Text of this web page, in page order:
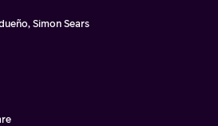
Simon Sears